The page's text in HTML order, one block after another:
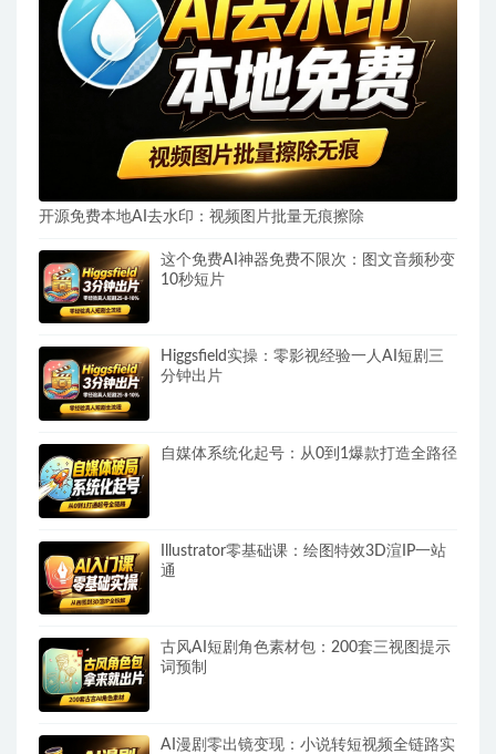
开源免费本地AI去水印：视频图片批量无痕擦除
这个免费AI神器免费不限次：图文音频秒变
10秒短片
Higgsfield实操：零影视经验一人AI短剧三
分钟出片
自媒体系统化起号：从0到1爆款打造全路径
Illustrator零基础课：绘图特效3D渲IP一站
通
古风AI短剧角色素材包：200套三视图提示
词预制
AI漫剧零出镜变现：小说转短视频全链路实